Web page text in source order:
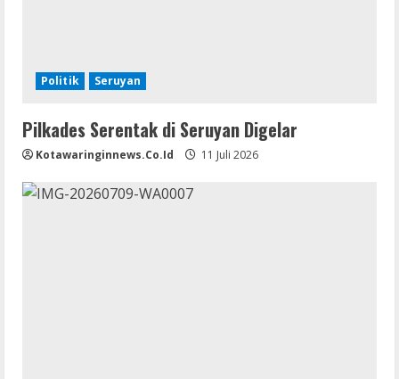
Politik Seruyan
Pilkades Serentak di Seruyan Digelar
Kotawaringinnews.co.id 11 Juli 2026